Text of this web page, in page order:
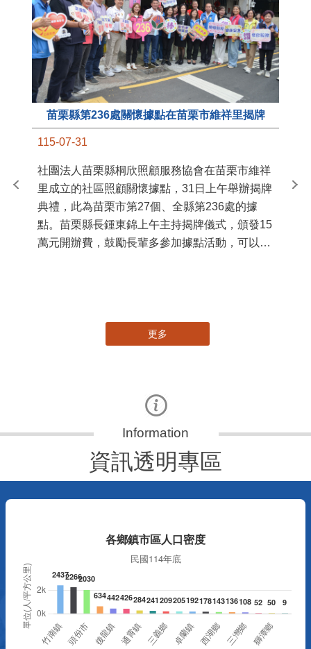
苗栗縣第236處關懷據點在苗栗市維祥里揭牌
115-07-31
社團法人苗栗縣桐欣照顧服務協會在苗栗市維祥
里成立的社區照顧關懷據點，31日上午舉辦揭牌
典禮，此為苗栗市第27個、全縣第236處的據
點。苗栗縣長鍾東錦上午主持揭牌儀式，頒發15
萬元開辦費，鼓勵長輩多參加據點活動，可以更
苗
更多
資訊透明專區